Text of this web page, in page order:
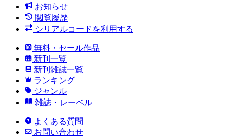
お知らせ
閲覧履歴
シリアルコードを利用する
無料・セール作品
新刊一覧
新刊雑誌一覧
ランキング
ジャンル
雑誌・レーベル
よくある質問
お問い合わせ